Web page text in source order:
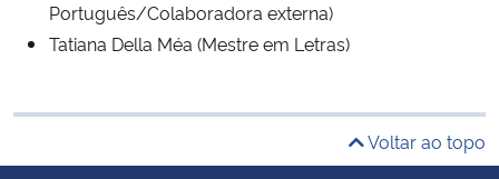
Português/Colaboradora externa)
Tatiana Della Méa (Mestre em Letras)
Voltar ao topo